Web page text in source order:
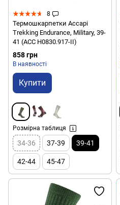
8
Термошкарпетки Accapi
Trekking Endurance, Military, 39-
41 (ACC H0830.917-II)
858 грн
В наявності
Купити
Розмірна таблиця
34-36 37-39 39-41
42-44 45-47